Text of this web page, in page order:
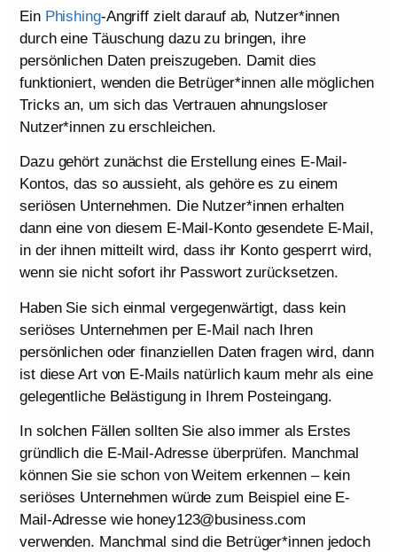
Ein Phishing-Angriff zielt darauf ab, Nutzer*innen
durch eine Täuschung dazu zu bringen, ihre
persönlichen Daten preiszugeben. Damit dies
funktioniert, wenden die Betrüger*innen alle möglichen
Tricks an, um sich das Vertrauen ahnungsloser
Nutzer*innen zu erschleichen.
Dazu gehört zunächst die Erstellung eines E-Mail-
Kontos, das so aussieht, als gehöre es zu einem
seriösen Unternehmen. Die Nutzer*innen erhalten
dann eine von diesem E-Mail-Konto gesendete E-Mail,
in der ihnen mitteilt wird, dass ihr Konto gesperrt wird,
wenn sie nicht sofort ihr Passwort zurücksetzen.
Haben Sie sich einmal vergegenwärtigt, dass kein
seriöses Unternehmen per E-Mail nach Ihren
persönlichen oder finanziellen Daten fragen wird, dann
ist diese Art von E-Mails natürlich kaum mehr als eine
gelegentliche Belästigung in Ihrem Posteingang.
In solchen Fällen sollten Sie also immer als Erstes
gründlich die E-Mail-Adresse überprüfen. Manchmal
können Sie sie schon von Weitem erkennen – kein
seriöses Unternehmen würde zum Beispiel eine E-
Mail-Adresse wie honey123@business.com
verwenden. Manchmal sind die Betrüger*innen jedoch